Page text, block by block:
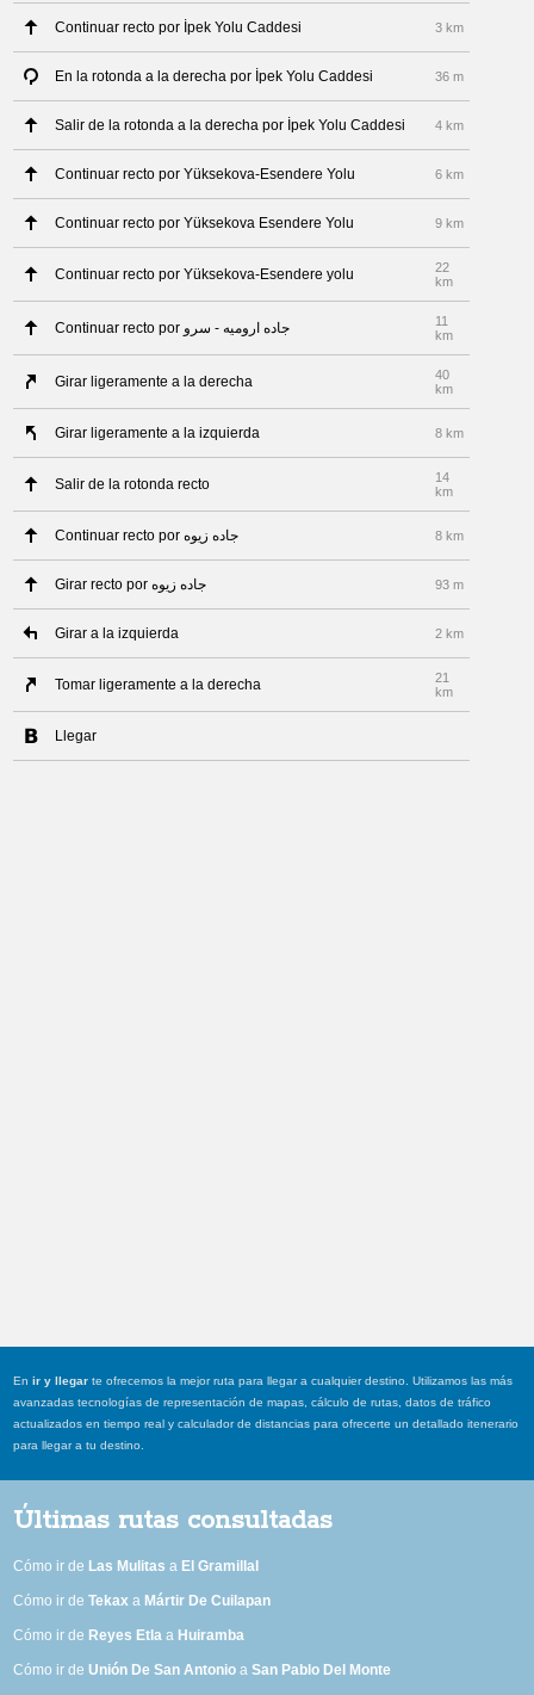
Continuar recto por İpek Yolu Caddesi 3 km
En la rotonda a la derecha por İpek Yolu Caddesi 36 m
Salir de la rotonda a la derecha por İpek Yolu Caddesi 4 km
Continuar recto por Yüksekova-Esendere Yolu 6 km
Continuar recto por Yüksekova Esendere Yolu 9 km
Continuar recto por Yüksekova-Esendere yolu
22
km
Continuar recto por جاده ارومیه - سرو
11
km
Girar ligeramente a la derecha
40
km
Girar ligeramente a la izquierda 8 km
Salir de la rotonda recto
14
km
Continuar recto por جاده زیوه 8 km
Girar recto por جاده زیوه 93 m
Girar a la izquierda 2 km
Tomar ligeramente a la derecha
21
km
Llegar
Enir y llegar te ofrecemos la mejor ruta para llegar a cualquier destino. Utilizamos las más
avanzadas tecnologías de representación de mapas, cálculo de rutas, datos de tráfico
actualizados en tiempo real y calculador de distancias para ofrecerte un detallado itenerario
para llegar a tu destino.
Últimas rutas consultadas
Cómo ir de Las Mulitas a El Gramillal
Cómo ir deTekax a Mártir De Cuilapan
Cómo ir de Reyes Etla a Huiramba
Cómo ir deUnión De San Antonio aSan Pablo Del Monte